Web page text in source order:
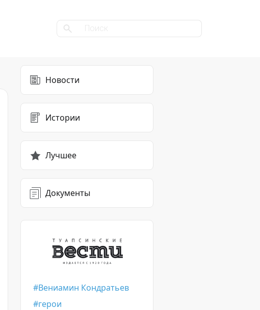
Новости
Истории
Лучшее
Документы
Вениамин Кондратьев
герои